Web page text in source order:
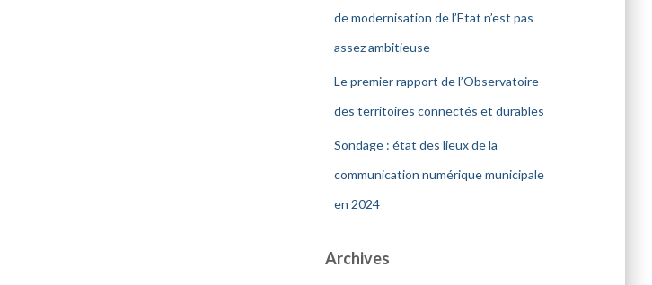
de modernisation de l’Etat n’est pas
assez ambitieuse
Le premier rapport de l’Observatoire
des territoires connectés et durables
Sondage : état des lieux de la
communication numérique municipale
en 2024
Archives